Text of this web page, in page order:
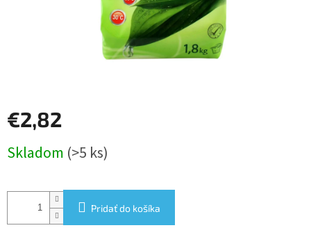
€2,82
cena:
Skladom (>5 ks)
Pridať do košíka